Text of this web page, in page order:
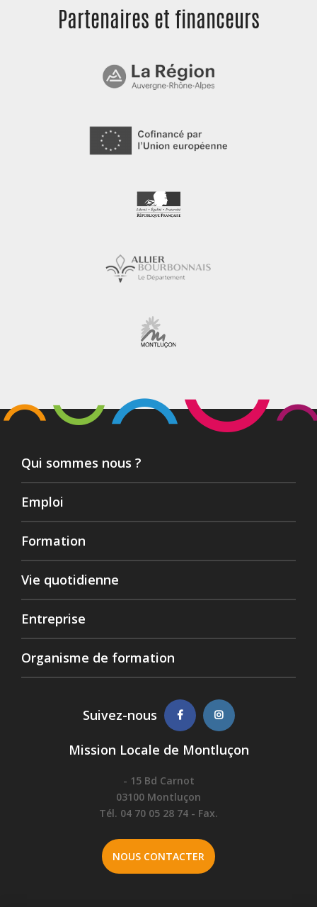
Partenaires et financeurs
Qui sommes nous ?
Emploi
Formation
Vie quotidienne
Entreprise
Organisme de formation
Suivez-nous
Mission Locale de Montluçon
- 15 Bd Carnot
03100 Montluçon
Tél. 04 70 05 28 74 - Fax.
NOUS CONTACTER